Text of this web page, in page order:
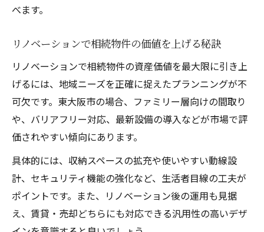
べます。
リノベーションで相続物件の価値を上げる秘訣
リノベーションで相続物件の資産価値を最大限に引き上
げるには、地域ニーズを正確に捉えたプランニングが不
可欠です。東大阪市の場合、ファミリー層向けの間取り
や、バリアフリー対応、最新設備の導入などが市場で評
価されやすい傾向にあります。
具体的には、収納スペースの拡充や使いやすい動線設
計、セキュリティ機能の強化など、生活者目線の工夫が
ポイントです。また、リノベーション後の運用も見据
え、賃貸・売却どちらにも対応できる汎用性の高いデザ